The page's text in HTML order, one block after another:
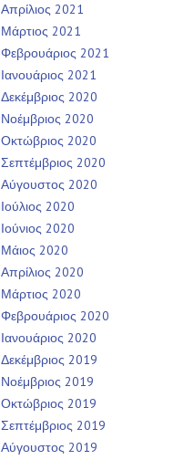
Απρίλιος 2021
Μάρτιος 2021
Φεβρουάριος 2021
Ιανουάριος 2021
Δεκέμβριος 2020
Νοέμβριος 2020
Οκτώβριος 2020
Σεπτέμβριος 2020
Αύγουστος 2020
Ιούλιος 2020
Ιούνιος 2020
Μάιος 2020
Απρίλιος 2020
Μάρτιος 2020
Φεβρουάριος 2020
Ιανουάριος 2020
Δεκέμβριος 2019
Νοέμβριος 2019
Οκτώβριος 2019
Σεπτέμβριος 2019
Αύγουστος 2019